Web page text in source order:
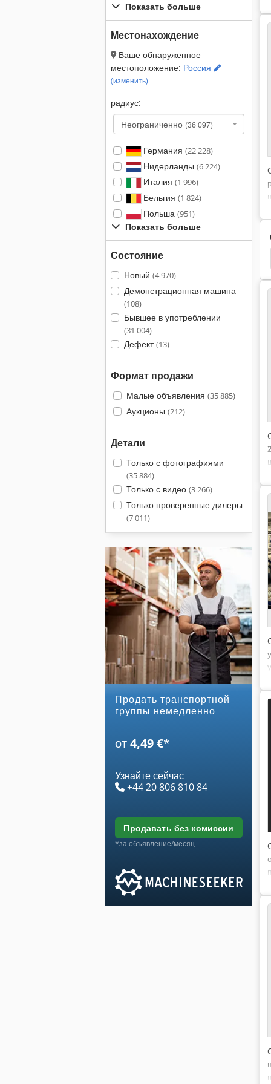
Показать больше
Местонахождение
Ваше обнаруженное
местоположение: Россия
(изменить)
радиус:
Неограниченно (36 097)
Германия (22 228)
Нидерланды (6 224)
Италия (1 996)
Бельгия (1 824)
Польша (951)
Показать больше
Состояние
Новый (4 970)
Демонстрационная машина
(108)
Бывшее в употреблении
(31 004)
Дефект(13)
Формат продажи
Малые объявления (35 885)
Аукционы (212)
Детали
Только с фотографиями
(35 884)
Только с видео (3 266)
Только проверенные дилеры
(7 011)
Продать транспортной
группы немедленно
от4,49 €*
Узнайте сейчас
+44 20 806 810 84
продавать без комиссии
*за объявление/месяц
Felins Loop Plus